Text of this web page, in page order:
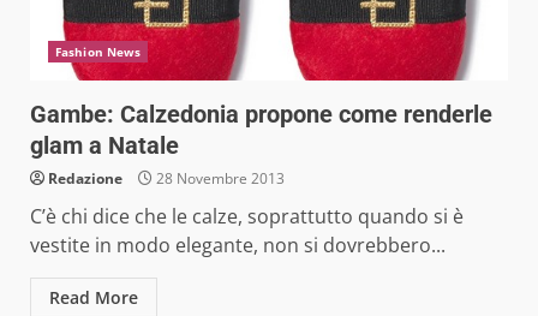
Fashion News
Gambe: Calzedonia propone come renderle
glam a Natale
Redazione 28 Novembre 2013
C’è chi dice che le calze, soprattutto quando si è
vestite in modo elegante, non si dovrebbero...
Read More